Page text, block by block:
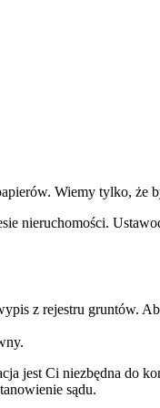
Wiemy tylko, że
nieruchomości.
z rejestru gruntów.
jest Ci niezbędna do
sądu.